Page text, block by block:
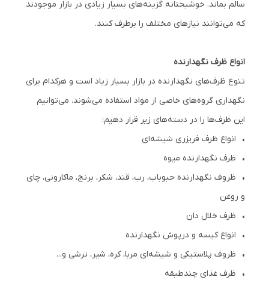
سالم بماند. خوشبختانه گزینه‌های بسیار زیادی در بازار موجودند
که می‌توانند نیازهای مختلف را برطرف کنند.
انواع ظرف نگهدارنده
تنوع ظرف‌های نگهدارنده در بازار بسیار زیاد است و هرکدام برای
نگهداری گروه‌های خاصی از مواد استفاده می‌شوند. می‌توانیم
این ظرف‌ها را در دسته‌های زیر قرار دهیم:
• انواع ظرف فریزری شیشه‌ای
• ظرف نگهدارنده میوه
• ظروف نگهدارنده حبوباب، رب، قند، شکر، برنج، ماکارونی، چای
و روغن
• ظرف خلال دان
• انواع کیسه و درپوش نگهدارنده
• ظروف پلاستیکی و شیشه‌ای مربا، کره، شیر، ترشی و...
• ظرف غذای چندطبقه